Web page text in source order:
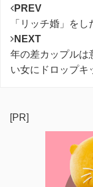
PREV
「リッチ婚」を
NEXT
年の差カップルは
い女にドロップキ
[PR]